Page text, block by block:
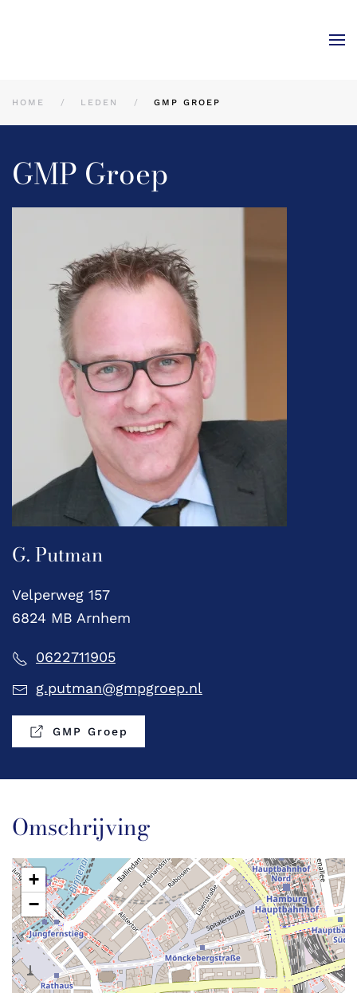
HOME LEDEN GMP GROEP
GMP Groep
G. Putman
Velperweg 157
6824 MB Arnhem
0622711905
g.putman@gmpgroep.nl
GMP Groep
Omschrijving
+
−